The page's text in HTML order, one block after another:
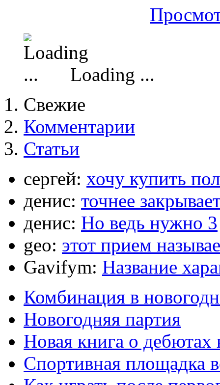
Loading ...
Свежие
Комментарии
Статьи
сергей: хочу купить
денис: точнее
денис: Но ведь нужно 3
geo: этот прием
Gavifym: Название
Комбинация в
Новогодняя партия
Новая книга о
Спортивная площадка